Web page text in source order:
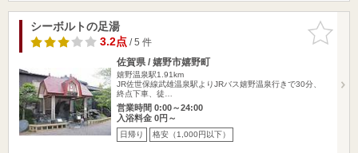
お気に入
りに追加
シーボルトの足湯
3.2点/ 5 件
佐賀県 / 嬉野市嬉野町
嬉野温泉駅1.91km
JR佐世保線武雄温泉駅よりJRバス嬉野温泉行きで30分、
終点下車、徒…
営業時間 0:00～24:00
入浴料金 0円～
日帰り 格安（1,000円以下）